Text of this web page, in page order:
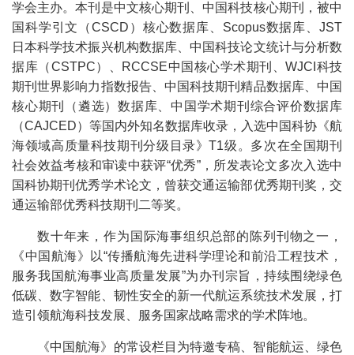
学会主办。本刊是中文核心期刊、中国科技核心期刊，被中
国科学引文（CSCD）核心数据库、Scopus数据库、JST
日本科学技术振兴机构数据库、中国科技论文统计与分析数
据库（CSTPC）、RCCSE中国核心学术期刊、WJCI科技
期刊世界影响力指数报告、中国科技期刊精品数据库、中国
核心期刊（遴选）数据库、中国学术期刊综合评价数据库
（CAJCED）等国内外知名数据库收录，入选中国科协《航
海领域高质量科技期刊分级目录》T1级。多次在全国期刊
社会效益考核和审读中获评“优秀”，所发表论文多次入选中
国科协期刊优秀学术论文，曾获交通运输部优秀期刊奖，交
通运输部优秀科技期刊二等奖。
数十年来，作为国际海事组织总部的陈列刊物之一，
《中国航海》以“传播航海先进科学理论和前沿工程技术，
服务我国航海事业高质量发展”为办刊宗旨，持续围绕绿色
低碳、数字智能、韧性安全的新一代航运系统技术发展，打
造引领航海科技发展、服务国家战略需求的学术阵地。
《中国航海》的常设栏目为特邀专稿、智能航运、绿色